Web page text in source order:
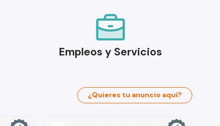
Empleos y Servicios
¿Quieres tu anuncio aquí?